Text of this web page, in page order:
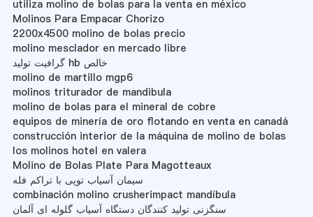
utiliza molino de bolas para la venta en méxico
Molinos Para Empacar Chorizo
2200x4500 molino de bolas precio
molino mesclador en mercado libre
گرافیت تولید hb خالص
molino de martillo mgp6
molinos triturador de mandibula
molino de bolas para el mineral de cobre
equipos de minería de oro flotando en venta en canadá
construcción interior de la máquina de molino de bolas
los molinos hotel en valera
Molino de Bolas Plate Para Magotteaux
سیمان آسیاب توپی با تراکم فله
combinación molino crusherimpact mandíbula
سنگزنی تولید کنندگان دستگاه آسیاب گلوله ای آلمان